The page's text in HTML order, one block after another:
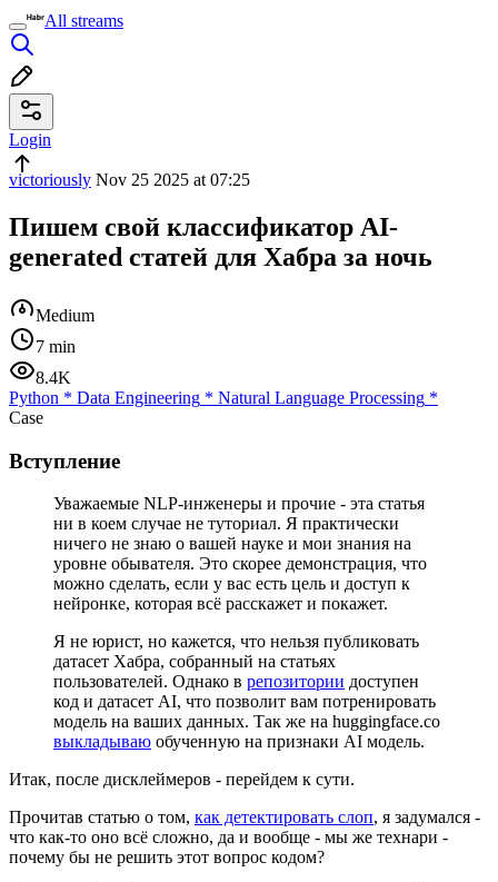
All streams
Login
victoriously Nov 25 2025 at 07:25
Пишем свой классификатор AI-
generated статей для Хабра за ночь
Medium
7 min
8.4K
Python * Data Engineering * Natural Language Processing *
Case
Вступление
Уважаемые NLP-инженеры и прочие - эта статья
ни в коем случае не туториал. Я практически
ничего не знаю о вашей науке и мои знания на
уровне обывателя. Это скорее демонстрация, что
можно сделать, если у вас есть цель и доступ к
нейронке, которая всё расскажет и покажет.
Я не юрист, но кажется, что нельзя публиковать
датасет Хабра, собранный на статьях
пользователей. Однако в репозитории доступен
код и датасет AI, что позволит вам потренировать
модель на ваших данных. Так же на huggingface.co
выкладываю обученную на признаки AI модель.
Итак, после дисклеймеров - перейдем к сути.
Прочитав статью о том, как детектировать слоп, я задумался -
что как-то оно всё сложно, да и вообще - мы же технари -
почему бы не решить этот вопрос кодом?